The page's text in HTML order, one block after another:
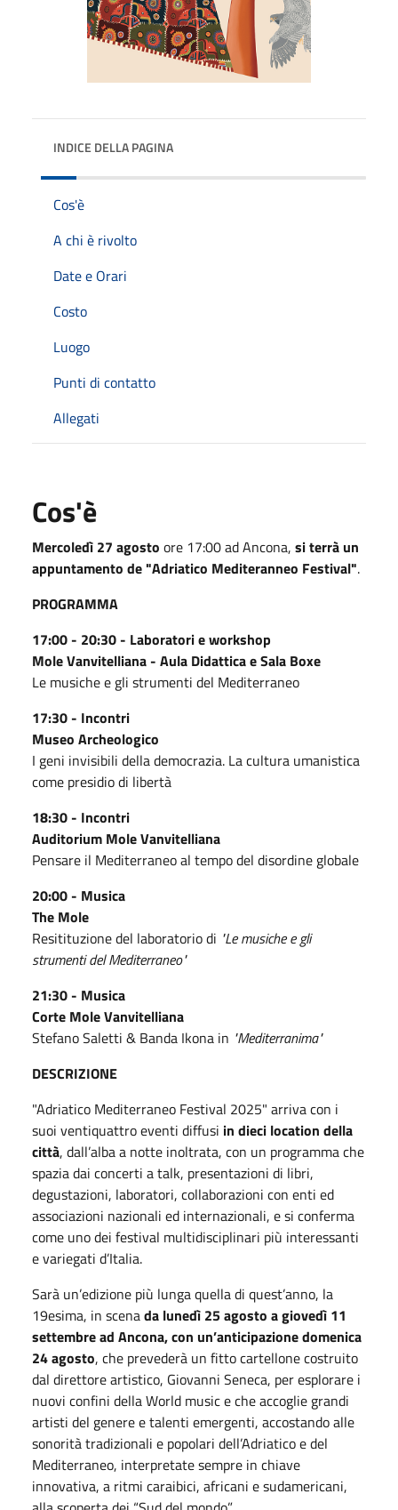
INDICE DELLA PAGINA
Cos'è
A chi è rivolto
Date e Orari
Costo
Luogo
Punti di contatto
Allegati
Cos'è
Mercoledì 27 agosto ore 17:00 ad Ancona, si terrà un
appuntamento de "Adriatico Mediteranneo Festival".
PROGRAMMA
17:00 - 20:30 - Laboratori e workshop
Mole Vanvitelliana - Aula Didattica e Sala Boxe
Le musiche e gli strumenti del Mediterraneo
17:30 - Incontri
Museo Archeologico
I geni invisibili della democrazia. La cultura umanistica
come presidio di libertà
18:30 - Incontri
Auditorium Mole Vanvitelliana
Pensare il Mediterraneo al tempo del disordine globale
20:00 - Musica
The Mole
Resitituzione del laboratorio di "Le musiche e gli
strumenti del Mediterraneo"
21:30 - Musica
Corte Mole Vanvitelliana
Stefano Saletti & Banda Ikona in "Mediterranima"
DESCRIZIONE
"Adriatico Mediterraneo Festival 2025" arriva con i
suoi ventiquattro eventi diffusi in dieci location della
città, dall’alba a notte inoltrata, con un programma che
spazia dai concerti a talk, presentazioni di libri,
degustazioni, laboratori, collaborazioni con enti ed
associazioni nazionali ed internazionali, e si conferma
come uno dei festival multidisciplinari più interessanti
e variegati d’Italia.
Sarà un’edizione più lunga quella di quest’anno, la
19esima, in scenada lunedì 25 agosto a giovedì 11
settembre ad Ancona, con un’anticipazione domenica
24 agosto, che prevederà un fitto cartellone costruito
dal direttore artistico, Giovanni Seneca, per esplorare i
nuovi confini della World music e che accoglie grandi
artisti del genere e talenti emergenti, accostando alle
sonorità tradizionali e popolari dell’Adriatico e del
Mediterraneo, interpretate sempre in chiave
innovativa, a ritmi caraibici, africani e sudamericani,